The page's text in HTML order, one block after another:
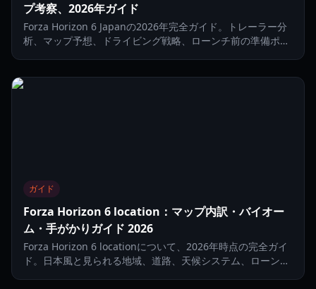
プ考察、2026年ガイド
Forza Horizon 6 Japanの2026年完全ガイド。トレーラー分
析、マップ予想、ドライビング戦略、ローンチ前の準備ポイ
ガイド
Forza Horizon 6 location：マップ内訳・バイオー
ム・手がかりガイド 2026
Forza Horizon 6 locationについて、2026年時点の完全ガイ
ド。日本風と見られる地域、道路、天候システム、ローンチ